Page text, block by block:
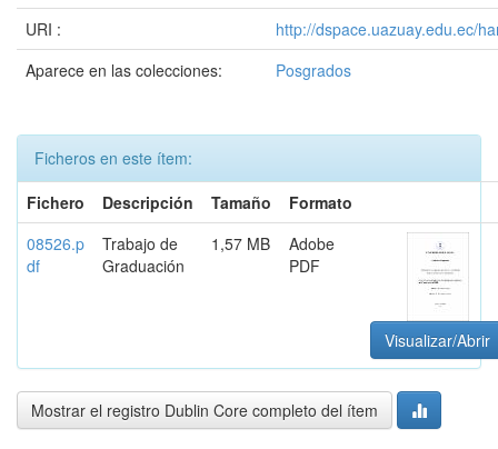
URI :
http://dspace.uazuay.edu.ec/
Aparece en las colecciones:
Posgrados
Ficheros en este ítem:
Fichero
Descripción Tamaño
Formato
08526.p
df
Trabajo de
Graduación
1,57 MB
Adobe
PDF
Visualizar/Abrir
Mostrar el registro Dublin Core completo del ítem